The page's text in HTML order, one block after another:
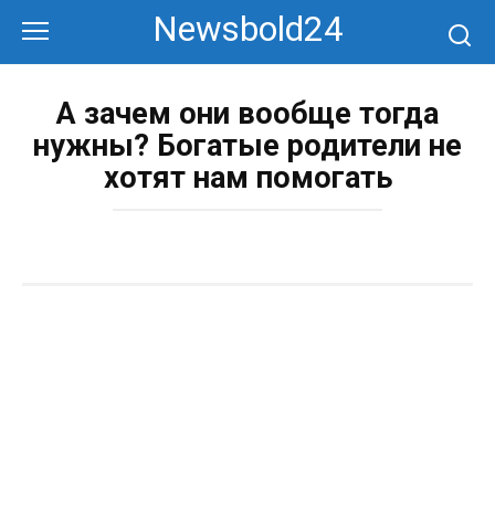
контенту
Newsbold24
А зачем они вообще тогда
нужны? Богатые родители не
хотят нам помогать